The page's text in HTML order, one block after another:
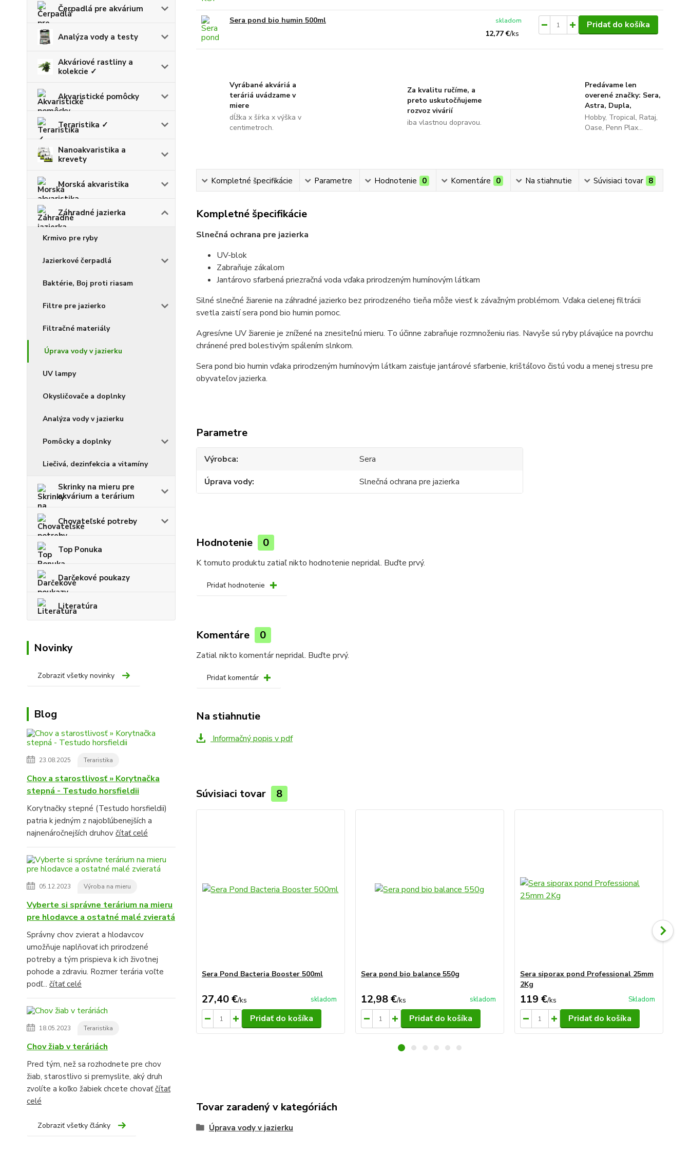
Čerpadlá pre akvárium
Analýza vody a testy
Akváriové rastliny a
kolekcie ✓
Akvaristické pomôcky
Teraristika ✓
Nanoakvaristika a
krevety
Morská akvaristika
Záhradné jazierka
Krmivo pre ryby
Jazierkové čerpadlá
Baktérie, Boj proti riasam
Filtre pre jazierko
Filtračné materiály
Úprava vody v jazierku
UV lampy
Okysličovače a doplnky
Analýza vody v jazierku
Pomôcky a doplnky
Liečivá, dezinfekcia a vitamíny
Skrinky na mieru pre
akvárium a terárium
Chovateľské potreby
Top Ponuka
Darčekové poukazy
Literatúra
Novinky
Zobraziť všetky novinky
Blog
23.08.2025 Teraristika
Chov a starostlivosť » Korytnačka
stepná - Testudo horsfieldii
Korytnačky stepné (Testudo horsfieldii)
patria k jedným z najobľúbenejších a
najnenáročnejších druhov čítať celé
05.12.2023 Výroba na mieru
Vyberte si správne terárium na mieru
pre hlodavce a ostatné malé zvieratá
Správny chov zvierat a hlodavcov
umožňuje naplňovať ich prirodzené
potreby a tým prispieva k ich životnej
pohode a zdraviu. Rozmer terária voľte
podľ... čítať celé
18.05.2023 Teraristika
Chov žiab v teráriách
Pred tým, než sa rozhodnete pre chov
žiab, starostlivo si premyslite, aký druh
zvolíte a koľko žabiek chcete chovaťčítať
celé
Zobraziť všetky články
Sera pond bio humin 500ml
12,77 €/ks
skladom Pridať do košíka
Vyrábané akváriá a
teráriá uvádzame v
miere
dĺžka x šírka x výška v
centimetroch.
Za kvalitu ručíme, a
preto uskutočňujeme
rozvoz vivárií
iba vlastnou dopravou.
Predávame len
overené značky: Sera,
Astra, Dupla,
Hobby, Tropical, Rataj,
Oase, Penn Plax...
Kompletné špecifikácie Parametre Hodnotenie 0 Komentáre 0 Na stiahnutie Súvisiaci tovar 8
Kompletné špecifikácie
Slnečná ochrana pre jazierka
UV-blok
Zabraňuje zákalom
Jantárovo sfarbená priezračná voda vďaka prirodzeným humínovým látkam
Silné slnečné žiarenie na záhradné jazierko bez prirodzeného tieňa môže viesť k závažným problémom. Vďaka cielenej filtrácii
svetla zaistí sera pond bio humin pomoc.
Agresívne UV žiarenie je znížené na znesiteľnú mieru. To účinne zabraňuje rozmnoženiu rias. Navyše sú ryby plávajúce na povrchu
chránené pred bolestivým spálením slnkom.
Sera pond bio humin vďaka prirodzeným humínovým látkam zaisťuje jantárové sfarbenie, krištáľovo čistú vodu a menej stresu pre
obyvateľov jazierka.
Parametre
Výrobca
Sera
Úprava vody
Slnečná ochrana pre jazierka
Hodnotenie 0
K tomuto produktu zatiaľ nikto hodnotenie nepridal. Buďte prvý.
Pridať hodnotenie
Komentáre 0
Zatial nikto komentár nepridal. Buďte prvý.
Pridať komentár
Na stiahnutie
Informačný popis v pdf
Súvisiaci tovar 8
Sera Pond Bacteria Booster 500ml
27,40 €/ks skladom
Pridať do košíka
Sera pond bio balance 550g
12,98 €/ks skladom
Pridať do košíka
Sera siporax pond Professional 25mm
2Kg
119 €/ks Skladom
Pridať do košíka
Tovar zaradený v kategóriách
Úprava vody v jazierku